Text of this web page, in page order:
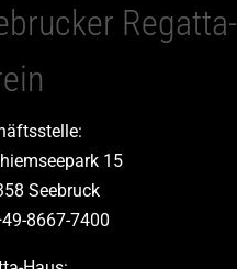
Regatta-
15
Seebruck
8667-7400